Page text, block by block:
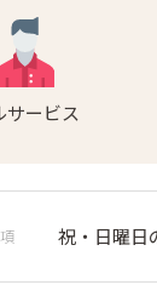
サービス
祝・日曜日